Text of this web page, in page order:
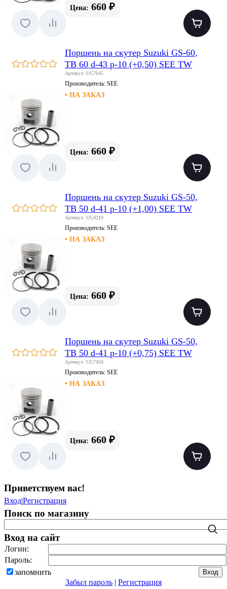
Цена: 660 ₽
Поршень на скутер Suzuki GS-60,
TB 60 d-43 p-10 (+0,50) SEE TW
Артикул: UG7645
Производитель: SEE
• НА ЗАКАЗ
Цена: 660 ₽
Поршень на скутер Suzuki GS-50,
TB 50 d-41 p-10 (+1,00) SEE TW
Артикул: UG4219
Производитель: SEE
• НА ЗАКАЗ
Цена: 660 ₽
Поршень на скутер Suzuki GS-50,
TB 50 d-41 p-10 (+0,75) SEE TW
Артикул: UG7450
Производитель: SEE
• НА ЗАКАЗ
Цена: 660 ₽
Приветствуем вас!
Вход|Регистрация
Поиск по магазину
Вход на сайт
Логин:
Пароль:
запомнить
Забыл пароль | Регистрация